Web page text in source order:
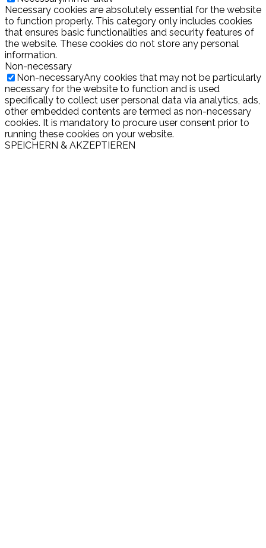
Necessary cookies are absolutely essential for the website
to function properly. This category only includes cookies
that ensures basic functionalities and security features of
the website. These cookies do not store any personal
information.
Non-necessary
Non-necessaryAny cookies that may not be particularly
necessary for the website to function and is used
specifically to collect user personal data via analytics, ads,
other embedded contents are termed as non-necessary
cookies. It is mandatory to procure user consent prior to
running these cookies on your website.
SPEICHERN & AKZEPTIEREN